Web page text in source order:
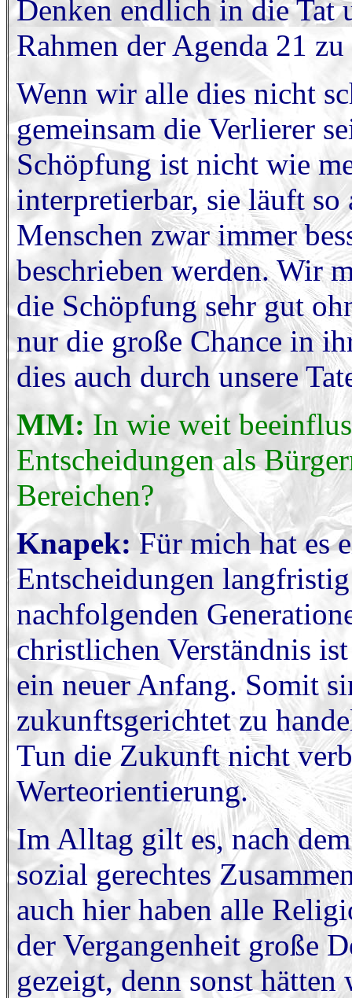
Denken endlich in die Tat
Rahmen der Agenda 21
Wenn wir alle dies nicht
gemeinsam die Verlierer
Schöpfung ist nicht wie
interpretierbar, sie läuft
Menschen zwar immer
beschrieben werden. Wir
die Schöpfung sehr gut
nur die große Chance in
dies auch durch unsere
MM: In wie weit
Entscheidungen als
Bereichen?
Knapek:Für mich hat es
Entscheidungen
nachfolgenden
christlichen Verständnis
ein neuer Anfang. Somit
zukunftsgerichtet zu
Tun die Zukunft nicht
Werteorientierung.
Im Alltag gilt es, nach
sozial gerechtes
auch hier haben alle
der Vergangenheit große
gezeigt, denn sonst